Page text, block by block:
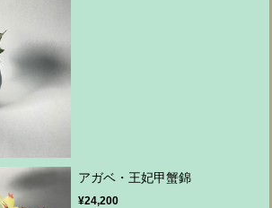
アガベ・王妃甲蟹錦
¥24,200